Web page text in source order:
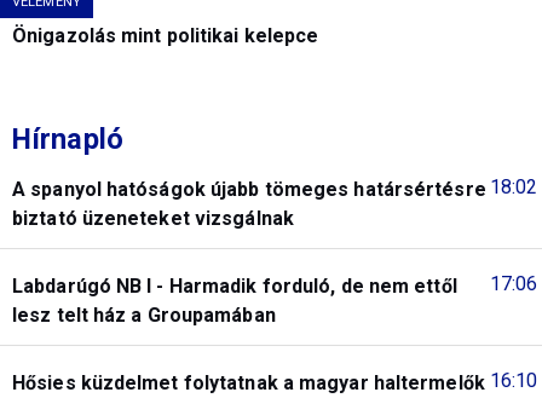
Önigazolás mint politikai kelepce
Hírnapló
18:02
A spanyol hatóságok újabb tömeges határsértésre
biztató üzeneteket vizsgálnak
17:06
Labdarúgó NB I - Harmadik forduló, de nem ettől
lesz telt ház a Groupamában
16:10
Hősies küzdelmet folytatnak a magyar haltermelők